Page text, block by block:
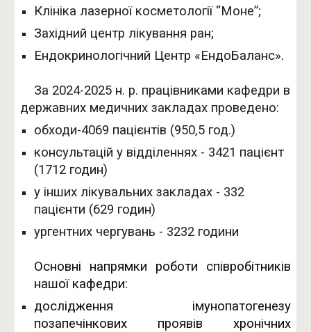
Клініка лазерної косметології “Моне”;
Західний центр лікування ран;
Ендокринологічний Центр «ЕндоБаланс».
За 2024-2025 н. р. працівниками кафедри в
державних медичних закладах проведено:
обходи-4069 пацієнтів (950,5 год.)
консультацій у відділеннях - 3421 пацієнт
(1712 годин)
у інших лікувальних закладах - 332
пацієнти (629 годин)
ургентних чергувань - 3232 години
Основні напрямки роботи співробітників
нашої кафедри:
дослідження імунопатогенезу
позапечінкових проявів хронічних